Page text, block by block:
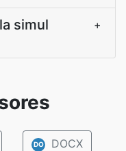
simul
+
DO DOCX